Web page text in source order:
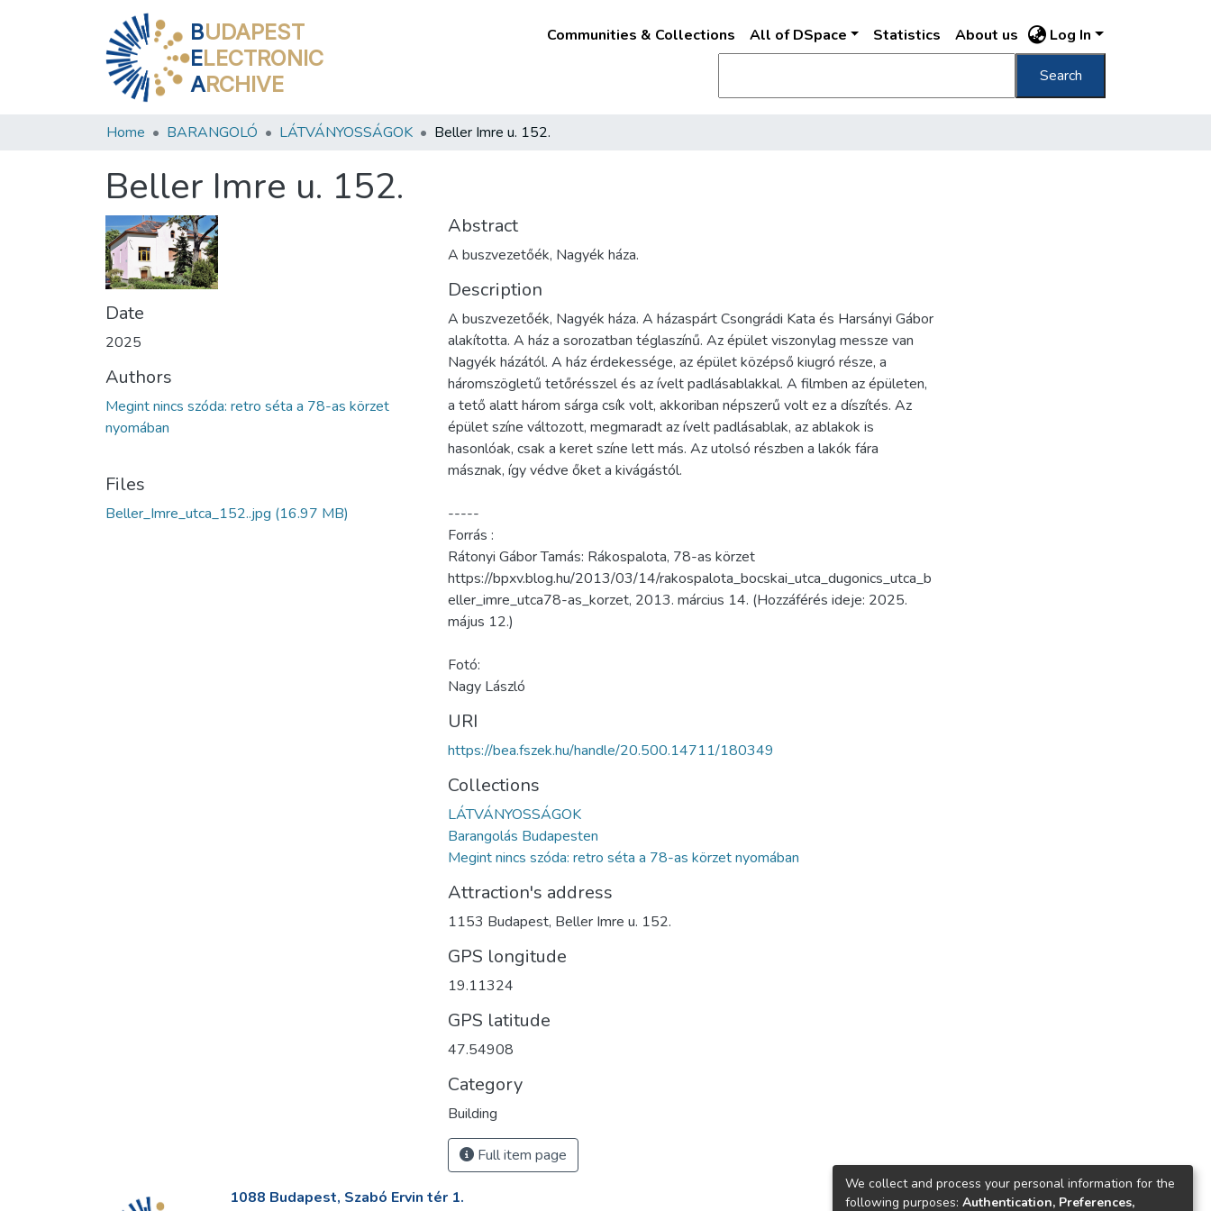
BUDAPEST
ELECTRONIC
ARCHIVE
Communities & Collections All of DSpace Statistics About us Log In
Search
Home BARANGOLÓ LÁTVÁNYOSSÁGOK Beller Imre u. 152.
Beller Imre u. 152.
Date
2025
Authors
Megint nincs szóda: retro séta a 78-as körzet
nyomában
Files
Beller_Imre_utca_152..jpg (16.97 MB)
Abstract
A buszvezetőék, Nagyék háza.
Description
A buszvezetőék, Nagyék háza. A házaspárt Csongrádi Kata és Harsányi Gábor
alakította. A ház a sorozatban téglaszínű. Az épület viszonylag messze van
Nagyék házától. A ház érdekessége, az épület középső kiugró része, a
háromszögletű tetőrésszel és az ívelt padlásablakkal. A filmben az épületen,
a tető alatt három sárga csík volt, akkoriban népszerű volt ez a díszítés. Az
épület színe változott, megmaradt az ívelt padlásablak, az ablakok is
hasonlóak, csak a keret színe lett más. Az utolsó részben a lakók fára
másznak, így védve őket a kivágástól.
-----
Forrás :
Rátonyi Gábor Tamás: Rákospalota, 78-as körzet
https://bpxv.blog.hu/2013/03/14/rakospalota_bocskai_utca_dugonics_utca_b
eller_imre_utca78-as_korzet, 2013. március 14. (Hozzáférés ideje: 2025.
május 12.)
Fotó:
Nagy László
URI
https://bea.fszek.hu/handle/20.500.14711/180349
Collections
LÁTVÁNYOSSÁGOK
Barangolás Budapesten
Megint nincs szóda: retro séta a 78-as körzet nyomában
Attraction's address
1153 Budapest, Beller Imre u. 152.
GPS longitude
19.11324
GPS latitude
47.54908
Category
Building
Full item page
1088 Budapest, Szabó Ervin tér 1.
We collect and process your personal information for the
following purposes: Authentication, Preferences,